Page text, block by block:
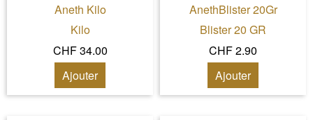
Aneth Kilo
Kilo
CHF 34.00
Ajouter
AnethBlister 20Gr
Blister 20 GR
CHF 2.90
Ajouter